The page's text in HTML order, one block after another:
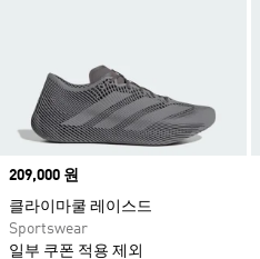
Price
209,000 원
클라이마쿨 레이스드
Sportswear
일부 쿠폰 적용 제외